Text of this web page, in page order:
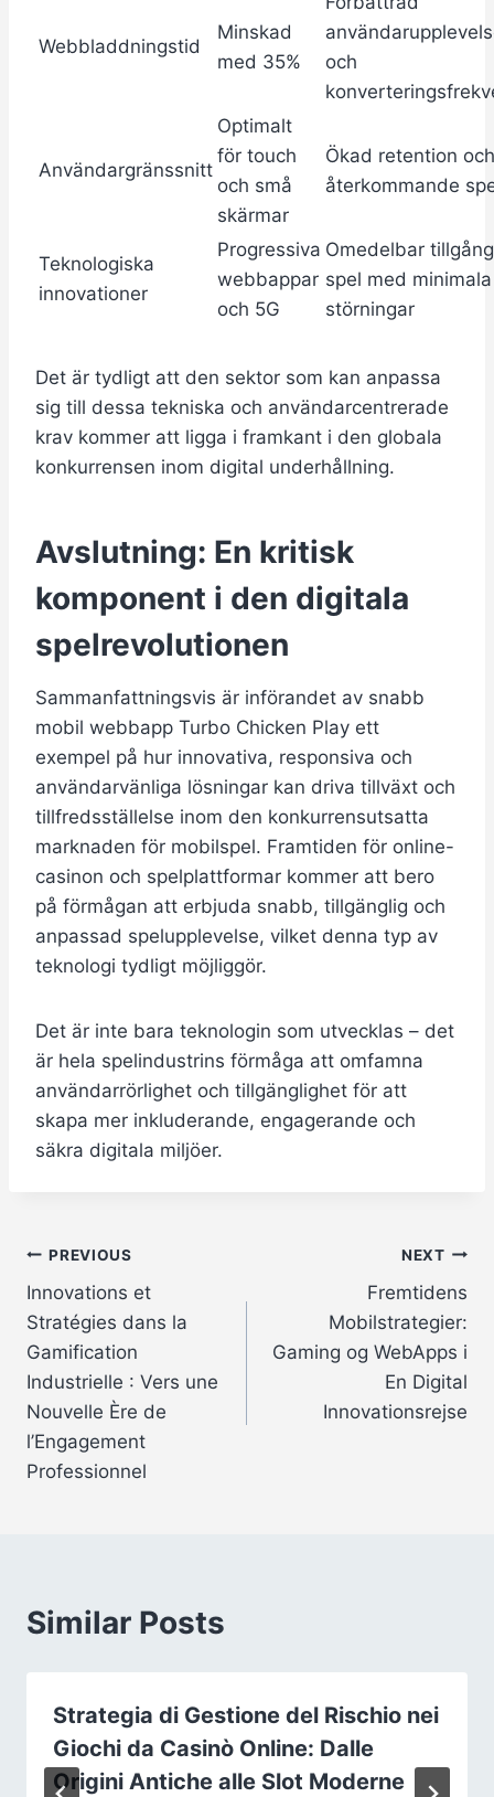
Webbladdningstid
Minskad
med 35%
och
Användargränssnitt
Optimalt
för touch
och små
skärmar
Ökad retention och
återkommande
Teknologiska
innovationer
Progressiva
webbappar
och 5G
Omedelbar
spel med minimala
störningar
Det är tydligt att den sektor som kan anpassa
sig till dessa tekniska och användarcentrerade
krav kommer att ligga i framkant i den globala
konkurrensen inom digital underhållning.
Avslutning: En kritisk
komponent i den digitala
spelrevolutionen
Sammanfattningsvis är införandet av snabb
mobil webbapp Turbo Chicken Play ett
exempel på hur innovativa, responsiva och
användarvänliga lösningar kan driva tillväxt och
tillfredsställelse inom den konkurrensutsatta
marknaden för mobilspel. Framtiden för online-
casinon och spelplattformar kommer att bero
på förmågan att erbjuda snabb, tillgänglig och
anpassad spelupplevelse, vilket denna typ av
teknologi tydligt möjliggör.
Det är inte bara teknologin som utvecklas – det
är hela spelindustrins förmåga att omfamna
användarrörlighet och tillgänglighet för att
skapa mer inkluderande, engagerande och
säkra digitala miljöer.
Post
navigation
PREVIOUS
Innovations et
Stratégies dans la
Gamification
Industrielle : Vers une
Nouvelle Ère de
l’Engagement
Professionnel
NEXT
Fremtidens
Mobilstrategier:
Gaming og WebApps i
En Digital
Innovationsrejse
Similar Posts
Strategia di Gestione del Rischio nei
Giochi da Casinò Online: Dalle
Origini Antiche alle Slot Moderne